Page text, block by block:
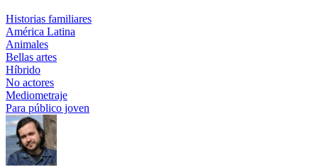
Historias familiares
América Latina
Animales
Bellas artes
Híbrido
No actores
Mediometraje
Para público joven